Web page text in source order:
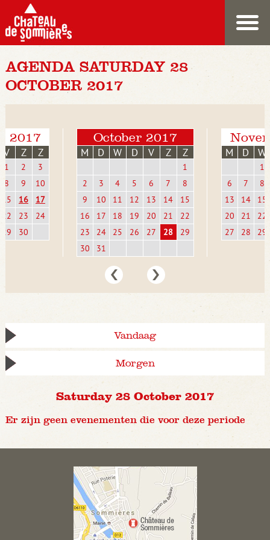
AGENDA SATURDAY 28
OCTOBER 2017
2017
V Z Z
1 2
3
8
9
10
15
16
17
22
23
24
29
30
October 2017
M D W D V Z Z
1
2
3 4 5 6 7
8
9
10 11 12 13 14
15
16
17 18 19 20 21
22
23
24 25 26 27 28
29
30
31
M D W
1
6
7
8
13
14
15
20
21
22
27
28 29
Vandaag
Morgen
Saturday 28 October 2017
Er zijn geen evenementen die voor deze periode